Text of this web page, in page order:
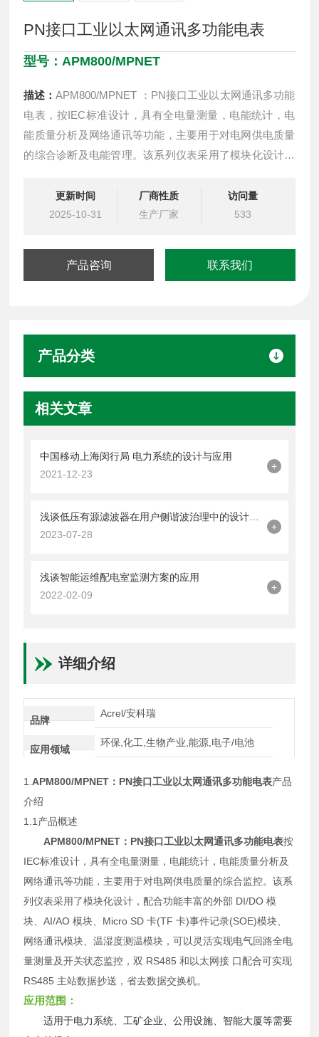
PN接口工业以太网通讯多功能电表
型号：APM800/MPNET
描述：APM800/MPNET ：PN接口工业以太网通讯多功能
电表，按IEC标准设计，具有全电量测量，电能统计，电
能质量分析及网络通讯等功能，主要用于对电网供电质量
的综合诊断及电能管理。该系列仪表采用了模块化设计，
记录，以太网通讯时，只需在背部插入对应模块即可。
更新时间
2025-10-31
厂商性质
生产厂家
访问量
533
产品咨询 联系我们
产品分类
相关文章
中国移动上海闵行局 电力系统的设计与应用
2021-12-23
+
2023-07-28
+
浅谈智能运维配电室监测方案的应用
2022-02-09
+
详细介绍
品牌
Acrel/安科瑞
应用领域
环保,化工,生物产业,能源,电子/电池
1. APM800/MPNET： PN接口工业以太网通讯多功能电表产品
介绍
1.1产品概述
APM800/MPNET： PN接口工业以太网通讯多功能电表按
IEC标准设计，具有全电量测量，电能统计，电能质量分析及
网络通讯等功能，主要用于对电网供电质量的综合监控。该系
列仪表采用了模块化设计，配合功能丰富的外部 DI/DO 模
块、AI/AO 模块、Micro SD 卡(TF 卡)事件记录(SOE)模块、
网络通讯模块、温湿度测温模块，可以灵活实现电气回路全电
量测量及开关状态监控，双 RS485 和以太网接 口配合可实现
RS485 主站数据抄送，省去数据交换机。
应用范围：
适用于电力系统、工矿企业、公用设施、智能大厦等需要